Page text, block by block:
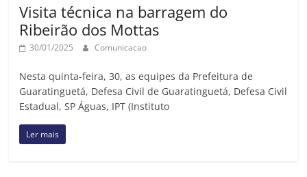
Visita técnica na barragem do
Ribeirão dos Mottas
30/01/2025 Comunicacao
Nesta quinta-feira, 30, as equipes da Prefeitura de
Guaratinguetá, Defesa Civil de Guaratinguetá, Defesa Civil
Estadual, SP Águas, IPT (Instituto
Ler mais